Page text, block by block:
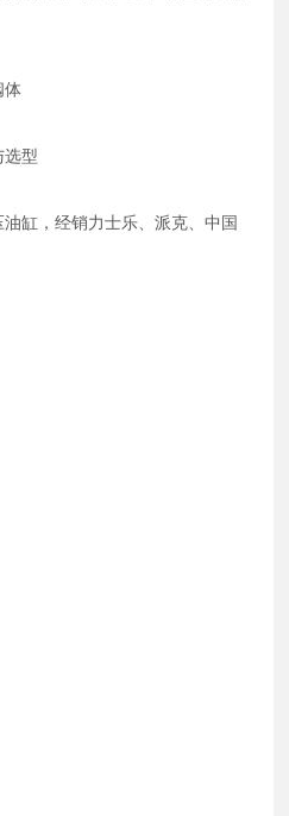
体
选型
缸，经销力士乐、派克、中国